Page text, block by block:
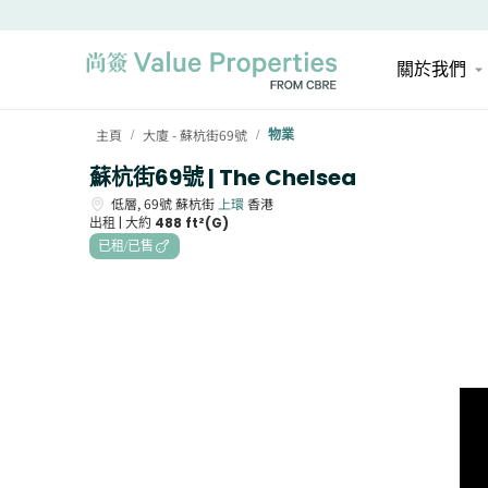
關於我們
主頁 / 大廈 - 蘇杭街69號 / 物業
蘇杭街69號 | The Chelsea
低層,69號蘇杭街 上環香港
出租 | 大約 488 ft²(G)
已租/已售